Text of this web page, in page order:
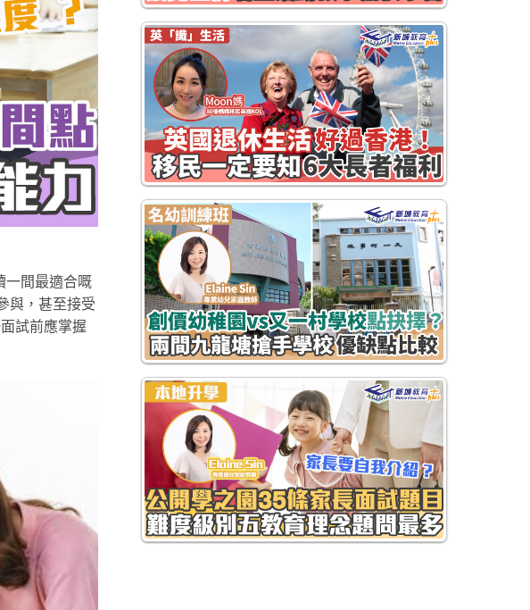
一間最適合嘅
與，甚至接受
試前應掌握